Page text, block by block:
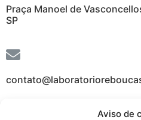
Aviso de
Praça Manoel de
SP